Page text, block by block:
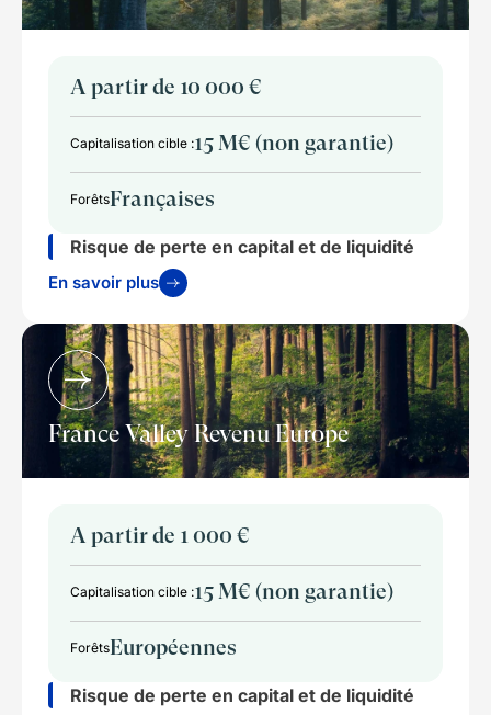
A partir de 10 000 €
Capitalisation cible :15 M€ (non garantie)
ForêtsFrançaises
Risque de perte en capital et de liquidité
En savoir plus
France Valley Revenu Europe
A partir de 1 000 €
Capitalisation cible :15 M€ (non garantie)
ForêtsEuropéennes
Risque de perte en capital et de liquidité